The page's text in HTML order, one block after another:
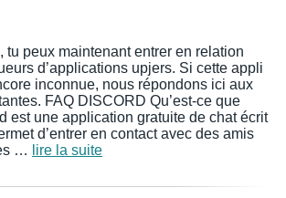
tu peux maintenant entrer en relation
d’applications upjers. Si cette appli
inconnue, nous répondons ici aux
FAQ DISCORD Qu’est-ce que
est une application gratuite de chat écrit
d’entrer en contact avec des amis
…
lire la suite